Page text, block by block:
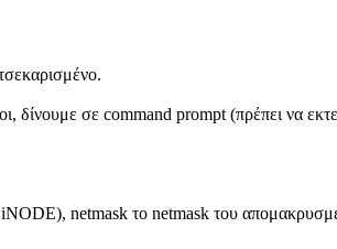
σε command prompt (πρέπει να
netmask το netmask του